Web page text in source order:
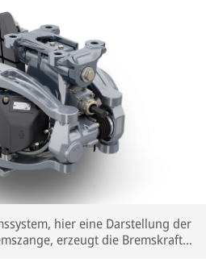
hier eine Darstellung der
erzeugt die Bremskraft